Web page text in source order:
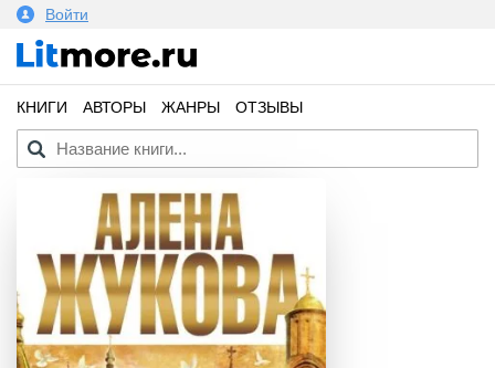
Войти
КНИГИ АВТОРЫ ЖАНРЫ ОТЗЫВЫ